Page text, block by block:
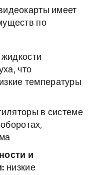
имеет
по
жидкости
что
температуры
в системе
и
низкие